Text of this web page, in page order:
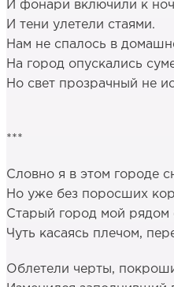
И фонари включили к
И тени улетели стаями.
Нам не спалось в
На город опускались
Но свет прозрачный не
***
Словно я в этом городе
Но уже без поросших
Старый город мой рядом
Чуть касаясь плечом,
Облетели черты,